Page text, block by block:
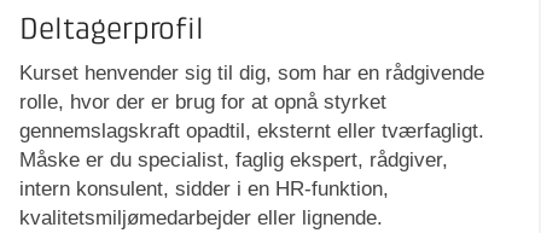
Deltagerprofil
Kurset henvender sig til dig, som har en rådgivende
rolle, hvor der er brug for at opnå styrket
gennemslagskraft opadtil, eksternt eller tværfagligt.
Måske er du specialist, faglig ekspert, rådgiver,
intern konsulent, sidder i en HR-funktion,
kvalitetsmiljømedarbejder eller lignende.